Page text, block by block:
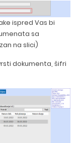
ispred Vas bi
sa
na slici)
dokumenta, šifri